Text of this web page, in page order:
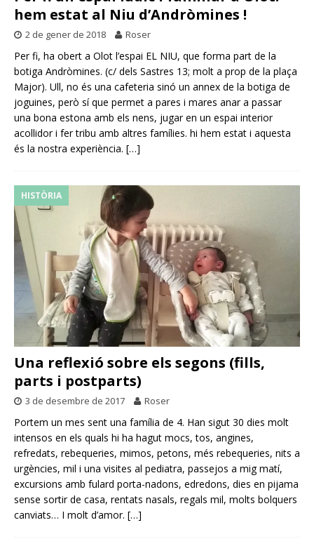
hem estat al Niu d’Andròmines !
2 de gener de 2018 Roser
Per fi, ha obert a Olot l’espai EL NIU, que forma part de la
botiga Andròmines. (c/ dels Sastres 13; molt a prop de la plaça
Major). Ull, no és una cafeteria sinó un annex de la botiga de
joguines, però sí que permet a pares i mares anar a passar
una bona estona amb els nens, jugar en un espai interior
acollidor i fer tribu amb altres famílies. hi hem estat i aquesta
és la nostra experiència. […]
HISTÒRIA
Una reflexió sobre els segons (fills,
parts i postparts)
3 de desembre de 2017 Roser
Portem un mes sent una família de 4. Han sigut 30 dies molt
intensos en els quals hi ha hagut mocs, tos, angines,
refredats, rebequeries, mimos, petons, més rebequeries, nits a
urgències, mil i una visites al pediatra, passejos a mig matí,
excursions amb fulard porta-nadons, edredons, dies en pijama
sense sortir de casa, rentats nasals, regals mil, molts bolquers
canviats… I molt d’amor. […]